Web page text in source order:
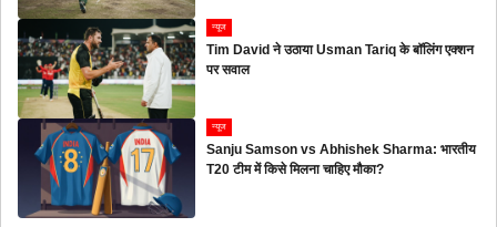
न्यूज
Tim David ने उठाया Usman Tariq के बॉलिंग एक्शन
पर सवाल
न्यूज
Sanju Samson vs Abhishek Sharma: भारतीय
T20 टीम में किसे मिलना चाहिए मौका?